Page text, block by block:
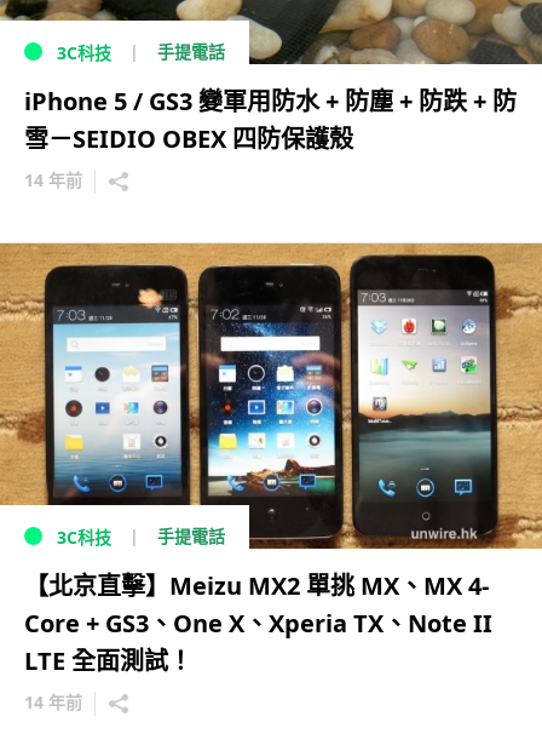
3C科技 手提電話
iPhone 5 / GS3 變軍用防水 + 防塵 + 防跌 + 防
雪－SEIDIO OBEX 四防保護殼
14 年前
3C科技 手提電話
【北京直擊】Meizu MX2 單挑 MX、MX 4-
Core + GS3、One X、Xperia TX、Note II
LTE 全面測試！
14 年前